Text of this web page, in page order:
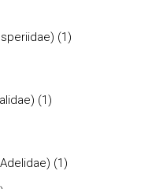
(1)
(1)
(1)